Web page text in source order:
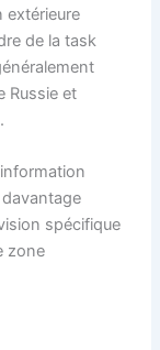
extérieure
de la task
Russie et
spécifique
zone